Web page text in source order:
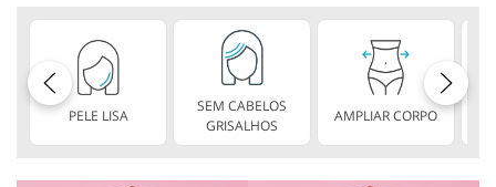
PELE LISA
SEM CABELOS
GRISALHOS
AMPLIAR CORPO